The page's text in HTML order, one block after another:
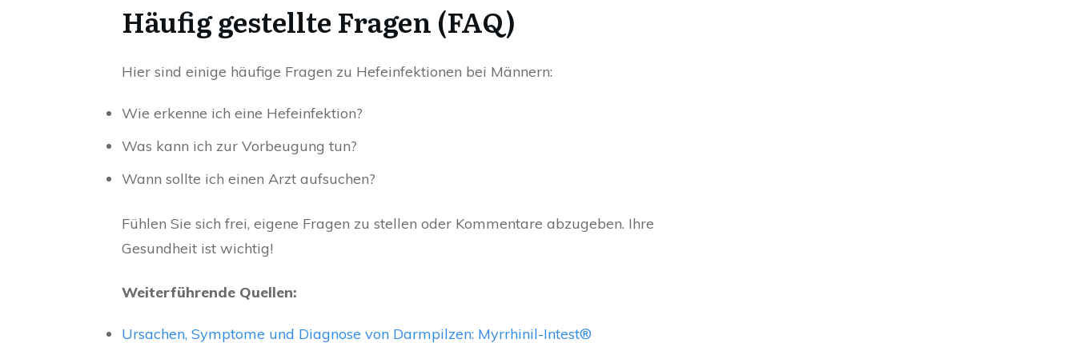
Häufig gestellte Fragen (FAQ)
Hier sind einige häufige Fragen zu Hefeinfektionen bei Männern:
Wie erkenne ich eine Hefeinfektion?
Was kann ich zur Vorbeugung tun?
Wann sollte ich einen Arzt aufsuchen?
Fühlen Sie sich frei, eigene Fragen zu stellen oder Kommentare abzugeben. Ihre
Gesundheit ist wichtig!
Weiterführende Quellen:
Ursachen, Symptome und Diagnose von Darmpilzen: Myrrhinil-Intest®